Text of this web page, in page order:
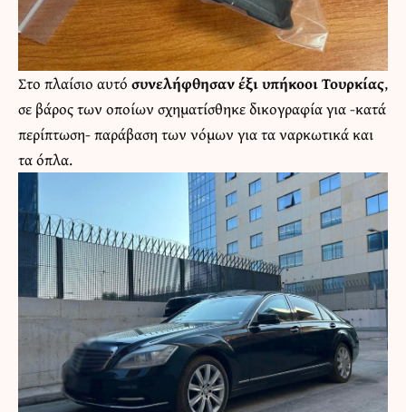
Στο πλαίσιο αυτό συνελήφθησαν έξι υπήκοοι Τουρκίας,
σε βάρος των οποίων σχηματίσθηκε δικογραφία για -κατά
περίπτωση- παράβαση των νόμων για τα ναρκωτικά και
τα όπλα.